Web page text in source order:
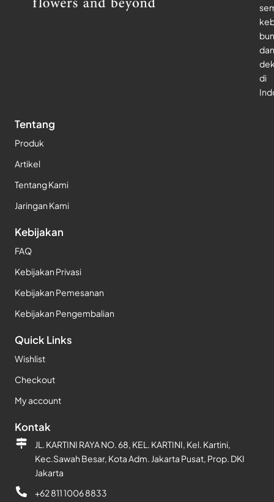
dan
di
Tentang
Produk
Artikel
Tentang Kami
Jaringan Kami
Kebijakan
FAQ
Kebijakan Privasi
Kebijakan Pemesanan
Kebijakan Pengembalian
Quick Links
Wishlist
Checkout
My account
Kontak
JL. KARTINI RAYA NO. 68, KEL. KARTINI, Kel. Kartini,
Kec.Sawah Besar, Kota Adm. Jakarta Pusat, Prop. DKI
Jakarta
+62 811 1006 8833